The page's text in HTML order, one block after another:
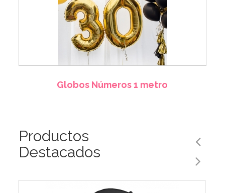
Globos Números 1 metro
Productos
Destacados